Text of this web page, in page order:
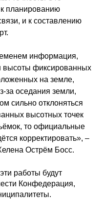
к планированию
и к составлению
информация,
высоты фиксированных
на земле,
за оседания земли,
сильно отклоняться
высотных точек
то официальные
корректировать», –
Острём Босс.
работы будут
Конфедерация,